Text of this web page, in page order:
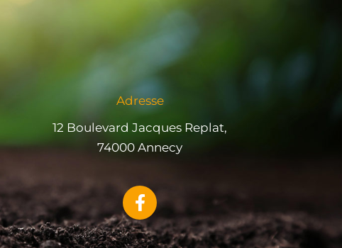
Adresse
12 Boulevard Jacques Replat,
74000 Annecy
F
a
c